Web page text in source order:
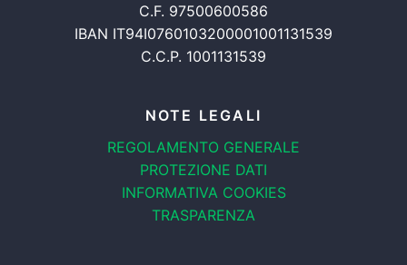
C.F. 97500600586
IBAN IT94I0760103200001001131539
C.C.P. 1001131539
NOTE LEGALI
REGOLAMENTO GENERALE
PROTEZIONE DATI
INFORMATIVA COOKIES
TRASPARENZA